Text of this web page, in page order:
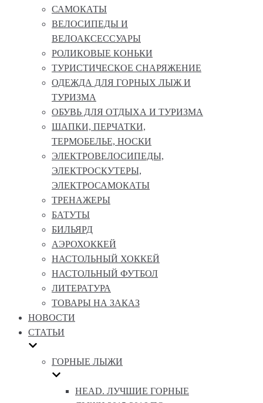
САМОКАТЫ
ВЕЛОСИПЕДЫ И
ВЕЛОАКСЕССУАРЫ
РОЛИКОВЫЕ КОНЬКИ
ТУРИСТИЧЕСКОЕ СНАРЯЖЕНИЕ
ОДЕЖДА ДЛЯ ГОРНЫХ ЛЫЖ И
ТУРИЗМА
ОБУВЬ ДЛЯ ОТДЫХА И ТУРИЗМА
ШАПКИ, ПЕРЧАТКИ,
ТЕРМОБЕЛЬЕ, НОСКИ
ЭЛЕКТРОВЕЛОСИПЕДЫ,
ЭЛЕКТРОСКУТЕРЫ,
ЭЛЕКТРОСАМОКАТЫ
ТРЕНАЖЕРЫ
БАТУТЫ
БИЛЬЯРД
АЭРОХОККЕЙ
НАСТОЛЬНЫЙ ХОККЕЙ
НАСТОЛЬНЫЙ ФУТБОЛ
ЛИТЕРАТУРА
ТОВАРЫ НА ЗАКАЗ
НОВОСТИ
СТАТЬИ
ГОРНЫЕ ЛЫЖИ
HEAD. ЛУЧШИЕ ГОРНЫЕ